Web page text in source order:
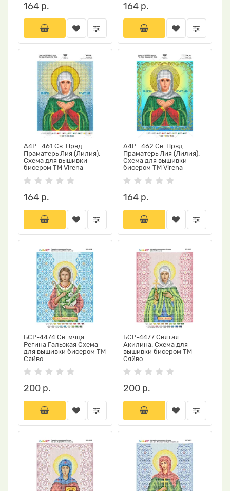
164 р. 164 р.
А4Р_461 Св. Првд.
Праматерь Лия (Лилия).
Схема для вышивки
бисером TM Virena
164 р.
А4Р_462 Св. Првд.
Праматерь Лия (Лилия).
Схема для вышивки
бисером TM Virena
164 р.
БСР-4474 Св. мчца
Регина Гальская Схема
для вышивки бисером ТМ
Сяйво
200 р.
БСР-4477 Святая
Акилина. Схема для
вышивки бисером ТМ
Сяйво
200 р.